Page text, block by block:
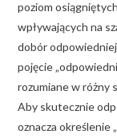
poziom
wpływających na
dobór
pojęcie
rozumiane w różny
Aby skutecznie
oznacza określenie